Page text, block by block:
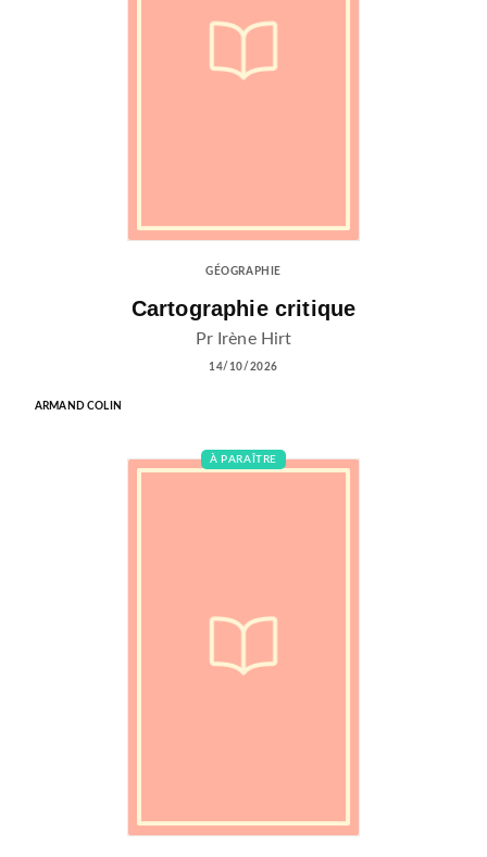
GÉOGRAPHIE
Cartographie critique
Pr Irène Hirt
14/10/2026
ARMAND COLIN
À PARAÎTRE